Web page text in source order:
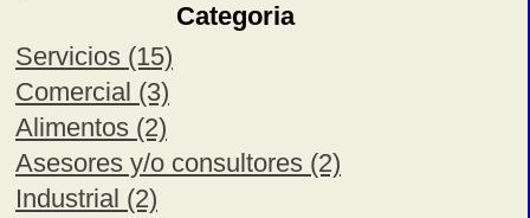
Categoria
Servicios (15)
Comercial (3)
Alimentos (2)
Asesores y/o consultores (2)
Industrial (2)